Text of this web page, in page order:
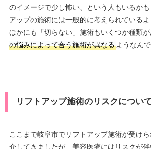
のイメージで少し怖い、という人もいるか
アップの施術には一般的に考えられている
ほかにも「切らない」施術もいくつか種類が
の悩みによって合う施術が異なるようなんで
リフトアップ施術のリスクについ
ここまで岐阜市でリフトアップ施術が受け
介してきましたが、美容医療にはリスクが伴